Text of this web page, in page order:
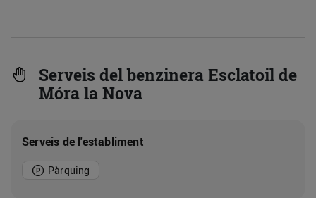
Serveis del benzinera Esclatoil de
Móra la Nova
Serveis de l'establiment
Pàrquing